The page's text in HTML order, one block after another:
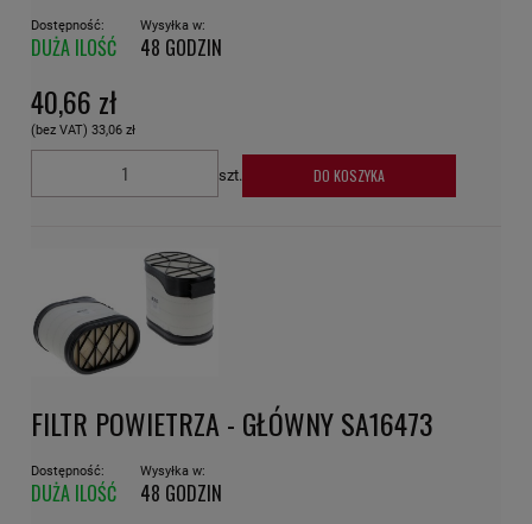
Dostępność:
DUŻA ILOŚĆ
Wysyłka w:
48 GODZIN
40,66 zł
(bez VAT) 33,06 zł
szt. DO KOSZYKA
FILTR POWIETRZA - GŁÓWNY SA16473
Dostępność:
DUŻA ILOŚĆ
Wysyłka w:
48 GODZIN